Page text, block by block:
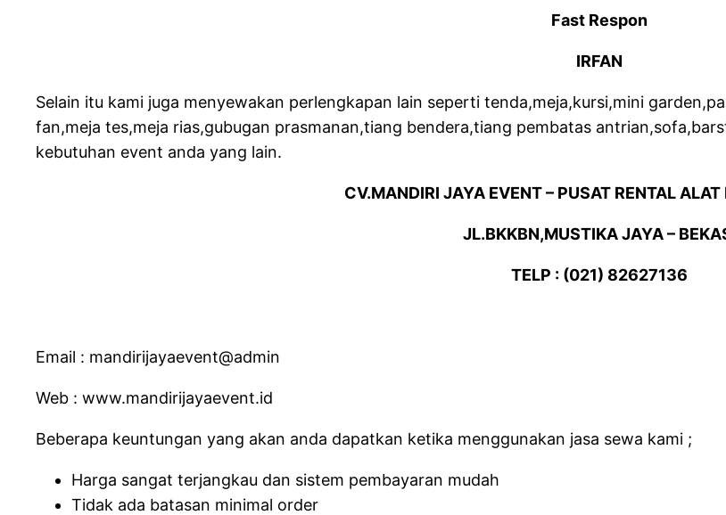
Fast Respon
IRFAN
Selain itu kami juga menyewakan perlengkapan lain seperti tenda,meja,kursi,mini
fan,meja tes,meja rias,gubugan prasmanan,tiang bendera,tiang pembatas
kebutuhan event anda yang lain.
CV.MANDIRI JAYA EVENT – PUSAT RENTAL
JL.BKKBN,MUSTIKA JAYA –
TELP : (021) 82627136
Email : mandirijayaevent@admin
Web : www.mandirijayaevent.id
Beberapa keuntungan yang akan anda dapatkan ketika menggunakan jasa sewa kami ;
Harga sangat terjangkau dan sistem pembayaran mudah
Tidak ada batasan minimal order